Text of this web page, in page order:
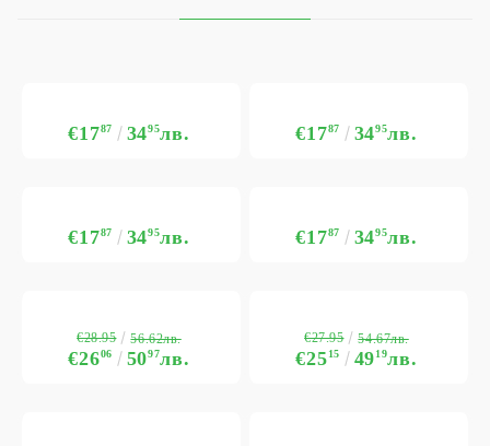
€1787 3495лв. €1787 3495лв.
€1787 3495лв. €1787 3495лв.
€2606 5097лв.
€28.95 56.62лв.
€2515 4919лв.
€27.95 54.67лв.